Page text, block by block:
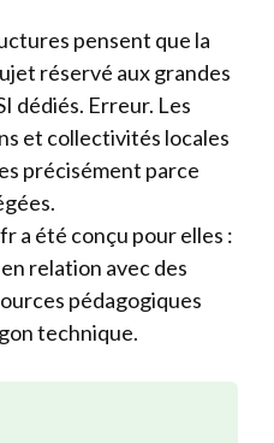
pensent que la
réservé aux grandes
dédiés. Erreur. Les
et collectivités locales
précisément parce
a été conçu pour elles :
relation avec des
pédagogiques
technique.